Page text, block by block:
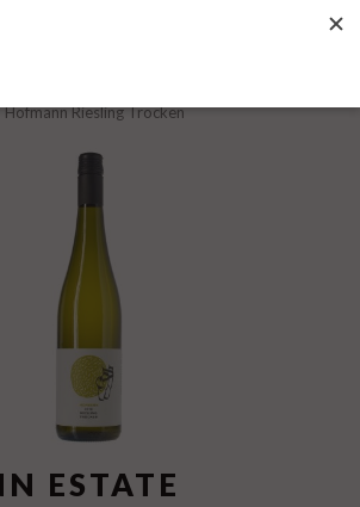
Hofmann Riesling Trocken
ESTATE